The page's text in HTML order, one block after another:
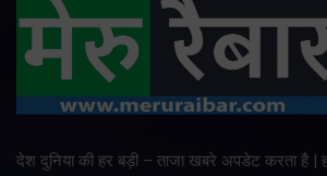
देश दुनिया की हर बड़ी – ताजा खबरे अपडेट करता है